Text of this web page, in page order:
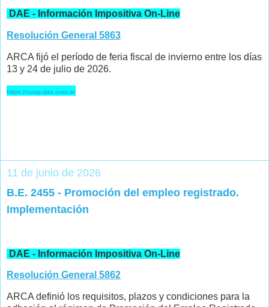
DAE - Información Impositiva On-Line
Resolución General 5863
ARCA fijó el período de feria fiscal de invierno entre los días
13 y 24 de julio de 2026.
https://coop.dae.com.ar
11 de junio de 2026
B.E. 2455 - Promoción del empleo registrado.
Implementación
DAE - Información Impositiva On-Line
Resolución General 5862
ARCA definió los requisitos, plazos y condiciones para la